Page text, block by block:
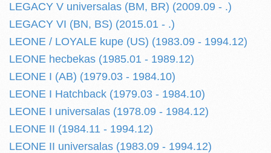
LEGACY V universalas (BM, BR) (2009.09 - .)
LEGACY VI (BN, BS) (2015.01 - .)
LEONE / LOYALE kupe (US) (1983.09 - 1994.12)
LEONE hecbekas (1985.01 - 1989.12)
LEONE I (AB) (1979.03 - 1984.10)
LEONE I Hatchback (1979.03 - 1984.10)
LEONE I universalas (1978.09 - 1984.12)
LEONE II (1984.11 - 1994.12)
LEONE II universalas (1983.09 - 1994.12)